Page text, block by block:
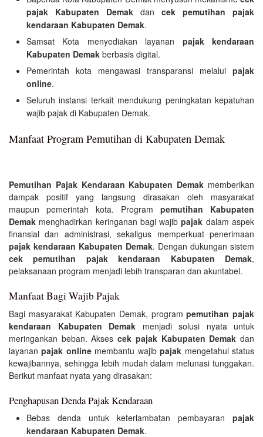
pajak Kabupaten Demak dan cek pemutihan pajak
kendaraan Kabupaten Demak.
Samsat Kota menyediakan layanan pajak kendaraan
Kabupaten Demak berbasis digital.
Pemerintah kota mengawasi transparansi melalui pajak
online.
Seluruh instansi terkait mendukung peningkatan kepatuhan
wajib pajak di Kabupaten Demak.
Manfaat Program Pemutihan di Kabupaten Demak
Pemutihan Pajak Kendaraan Kabupaten Demak memberikan
dampak positif yang langsung dirasakan oleh masyarakat
maupun pemerintah kota. Program pemutihan Kabupaten
Demak menghadirkan keringanan bagi wajibpajak dalam aspek
finansial dan administrasi, sekaligus memperkuat penerimaan
pajak kendaraan Kabupaten Demak. Dengan dukungan sistem
cek pemutihan pajak kendaraan Kabupaten Demak,
pelaksanaan program menjadi lebih transparan dan akuntabel.
Manfaat Bagi Wajib Pajak
Bagi masyarakat Kabupaten Demak, programpemutihan pajak
kendaraan Kabupaten Demak menjadi solusi nyata untuk
meringankan beban. Aksescek pajak Kabupaten Demak dan
layananpajak onlinemembantu wajibpajak mengetahui status
kewajibannya, sehingga lebih mudah dalam melunasi tunggakan.
Berikut manfaat nyata yang dirasakan:
Penghapusan Denda Pajak Kendaraan
Bebas denda untuk keterlambatan pembayaran pajak
kendaraan Kabupaten Demak.